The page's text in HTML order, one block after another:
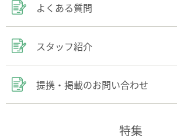
よくある質問
スタッフ紹介
提携・掲載のお問い合わせ
特集